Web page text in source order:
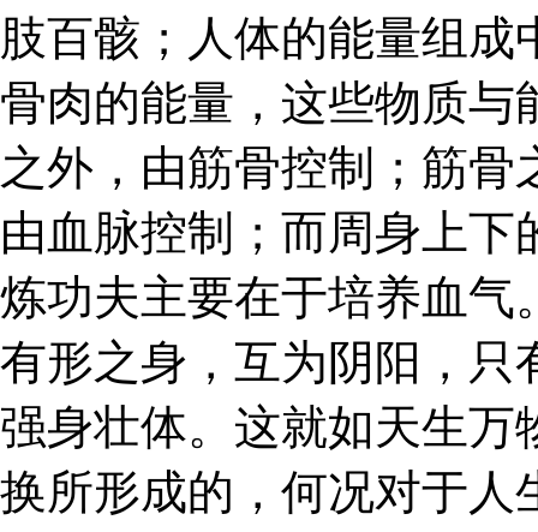
肢百骸；人体的能量组
骨肉的能量，这些物质与
之外，由筋骨控制；筋
由血脉控制；而周身上
炼功夫主要在于培养血气
有形之身，互为阴阳，只
强身壮体。这就如天生万
换所形成的，何况对于人